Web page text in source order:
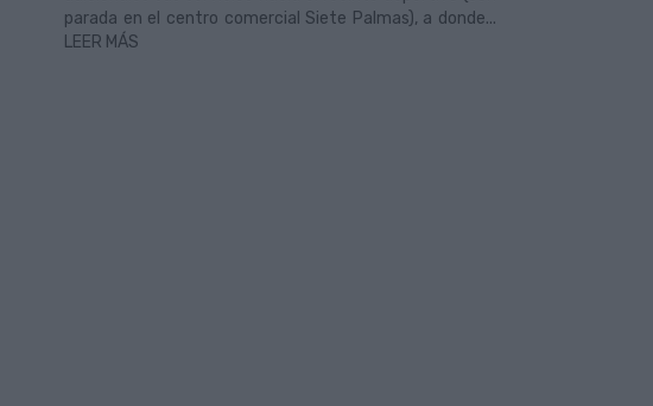
parada en el centro comercial Siete Palmas), a donde...
LEER MÁS